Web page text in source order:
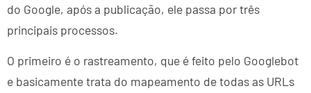
do Google, após a publicação, ele passa por três
principais processos.
O primeiro é o rastreamento, que é feito pelo Googlebot
e basicamente trata do mapeamento de todas as URLs